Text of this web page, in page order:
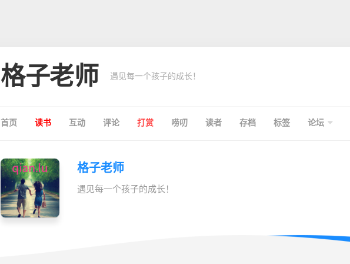
格子老师 遇见每一个孩子的成长！
首页 读书 互动 评论 打赏 唠叨 读者 存档 标签 论坛
格子老师
遇见每一个孩子的成长！